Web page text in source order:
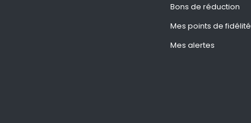
Bons de réduction
Mes points de fidélité
Mes alertes